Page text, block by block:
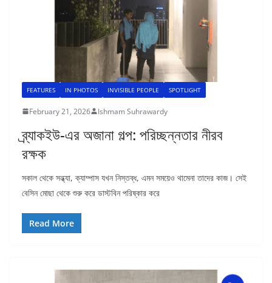
FEATURES IN PHOTOS INVISIBLE PEOPLE SPOTLIGHT
February 21, 2026 Ishmam Suhrawardy
ব্র্যাকইউ-এর অজানা গল্প: পরিচ্ছন্নতার নীরব
রক্ষক
সকাল থেকে সন্ধ্যা, ক্যাম্পাস যখন নিস্তব্ধ, এমন সময়েও থামেনা তাদের কাজ। সেই
বেসিন মোছা থেকে শুরু করে ডাস্টবিন পরিষ্কার করে
Read More